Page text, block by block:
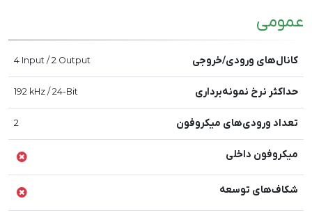
عمومی
کانال‌های ورودی/خروجی 4 Input / 2 Output
حداکثر نرخ نمونه‌برداری 192 kHz / 24-Bit
تعداد ورودی‌های میکروفون 2
میکروفون داخلی
شکاف‌های توسعه